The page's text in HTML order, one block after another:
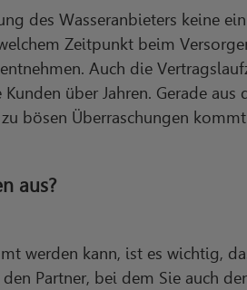
des Wasseranbieters keine
Zeitpunkt beim
Auch die
über Jahren. Gerade
bösen Überraschungen
aus?
werden kann, ist es wichtig,
Partner, bei dem Sie auch